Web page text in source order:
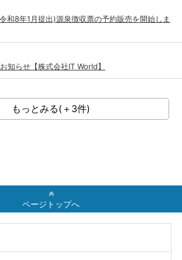
和8年1月提出)源泉徴収票の予約販売を開始しま
知らせ【株式会社IT World】
もっとみる(＋3件)
ページトップへ